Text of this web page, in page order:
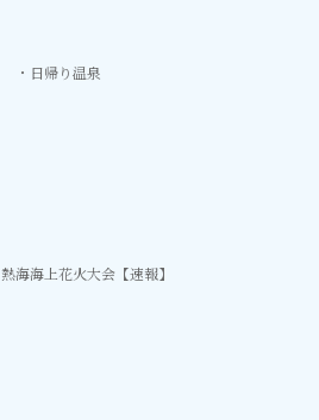
日帰り温泉
熱海海上花火大会【速報】